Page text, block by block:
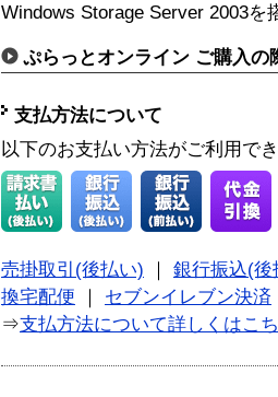
Windows Storage Server 2003を
ぷらっとオンライン ご購入の
支払方法について
以下のお支払い方法がご利用で
売掛取引(後払い)
銀行振込(後
換宅配便
セブンイレブン決済
⇒支払方法について詳しくはこ